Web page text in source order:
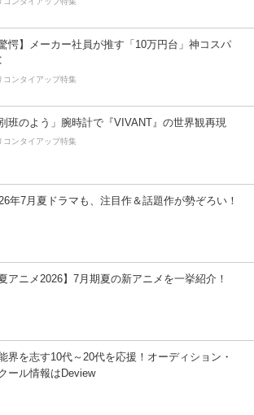
驚愕】メーカー社員が推す「10万円台」神コスパ
コンタイアップ特集
別班のよう」腕時計で『VIVANT』の世界観再現
コンタイアップ特集
年7月夏ドラマも、注目作＆話題作が勢ぞろい！
夏アニメ2026】7月期夏の新アニメを一挙紹介！
界を志す10代～20代を応援！オーディション・
ール情報はDeview